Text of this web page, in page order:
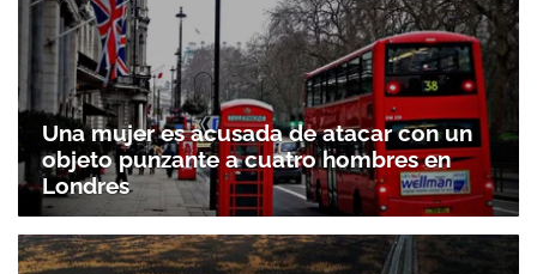
Una mujer es acusada de atacar con un
objeto punzante a cuatro hombres en
Londres